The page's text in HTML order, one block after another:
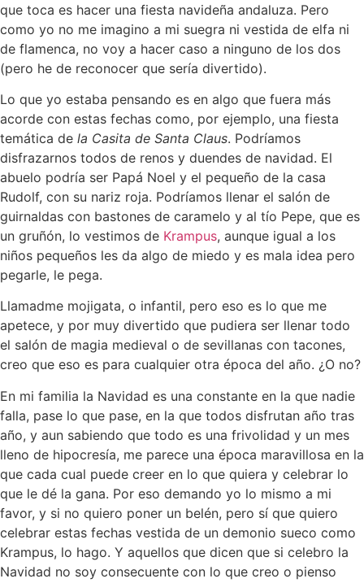
que toca es hacer una fiesta navideña andaluza. Pero
como yo no me imagino a mi suegra ni vestida de elfa ni
de flamenca, no voy a hacer caso a ninguno de los dos
(pero he de reconocer que sería divertido).
Lo que yo estaba pensando es en algo que fuera más
acorde con estas fechas como, por ejemplo, una fiesta
temática de la Casita de Santa Claus. Podríamos
disfrazarnos todos de renos y duendes de navidad. El
abuelo podría ser Papá Noel y el pequeño de la casa
Rudolf, con su nariz roja. Podríamos llenar el salón de
guirnaldas con bastones de caramelo y al tío Pepe, que es
un gruñón, lo vestimos de Krampus, aunque igual a los
niños pequeños les da algo de miedo y es mala idea pero
pegarle, le pega.
Llamadme mojigata, o infantil, pero eso es lo que me
apetece, y por muy divertido que pudiera ser llenar todo
el salón de magia medieval o de sevillanas con tacones,
creo que eso es para cualquier otra época del año. ¿O no?
En mi familia la Navidad es una constante en la que nadie
falla, pase lo que pase, en la que todos disfrutan año tras
año, y aun sabiendo que todo es una frivolidad y un mes
lleno de hipocresía, me parece una época maravillosa en la
que cada cual puede creer en lo que quiera y celebrar lo
que le dé la gana. Por eso demando yo lo mismo a mi
favor, y si no quiero poner un belén, pero sí que quiero
celebrar estas fechas vestida de un demonio sueco como
Krampus, lo hago. Y aquellos que dicen que si celebro la
Navidad no soy consecuente con lo que creo o pienso